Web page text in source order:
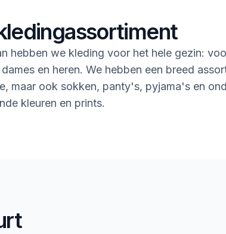
hebben we kleding voor het hele gezin:
en heren. We hebben een breed
maar ook sokken, panty's, pyjama's en
kleuren en prints.